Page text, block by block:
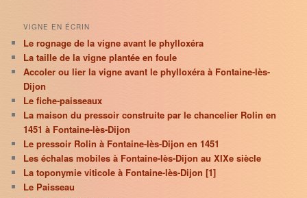
VIGNE EN ÉCRIN
Le rognage de la vigne avant le phylloxéra
La taille de la vigne plantée en foule
Accoler ou lier la vigne avant le phylloxéra à Fontaine-lès-
Dijon
Le fiche-paisseaux
La maison du pressoir construite par le chancelier Rolin en
1451 à Fontaine-lès-Dijon
Le pressoir Rolin à Fontaine-lès-Dijon en 1451
Les échalas mobiles à Fontaine-lès-Dijon au XIXe siècle
La toponymie viticole à Fontaine-lès-Dijon [1]
Le Paisseau